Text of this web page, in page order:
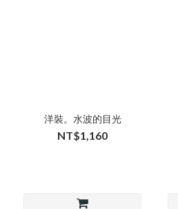
洋裝。水波的目光
NT$1,160